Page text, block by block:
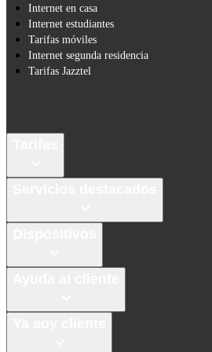
Internet en casa
Internet estudiantes
Tarifas móviles
Internet segunda residencia
Tarifas Jazztel